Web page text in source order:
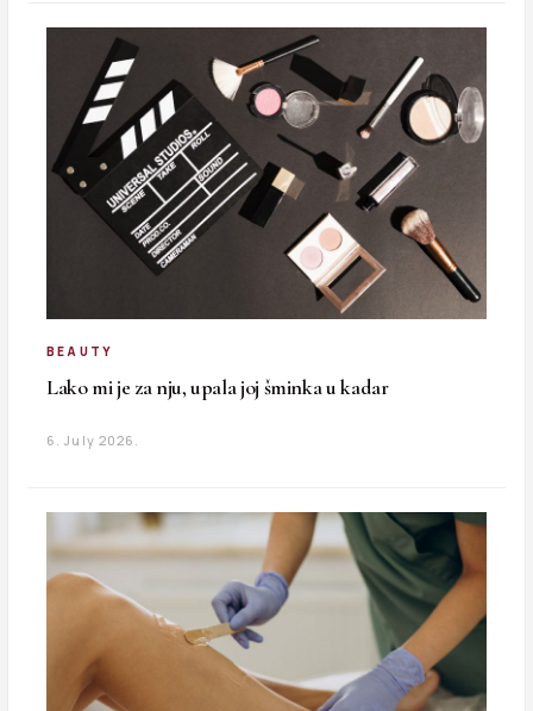
BEAUTY
Lako mi je za nju, upala joj šminka u kadar
6. July 2026.